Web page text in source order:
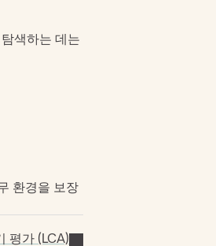
색하는 데는
환경을 보장
평가 (LCA)